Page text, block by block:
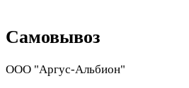
Самовывоз
ООО "Аргус-Альбион"